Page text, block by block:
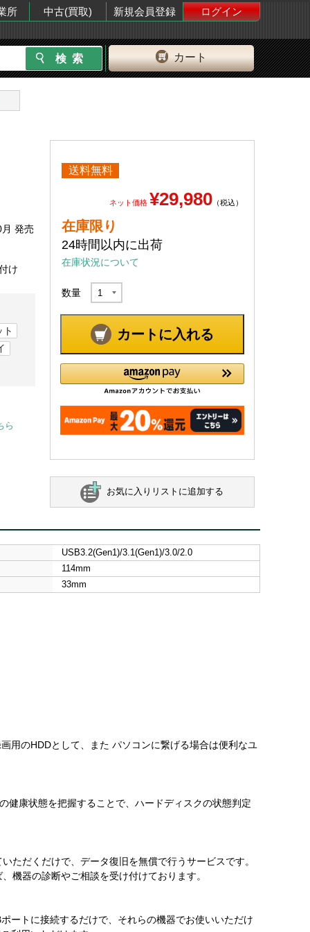
所 中古(買取) 新規会員登録
ログイン
カート
発売
け
ら
送料無料
ネット価格 ¥29,980（税込）
在庫限り
24時間以内に出荷
在庫状況について
数量
カートに入れる
お気に入りリストに追加する
USB3.2(Gen1)/3.1(Gen1)/3.0/2.0
114mm
33mm
用のHDDとして、また パソコンに繋げる場合は便利なユ
健康状態を把握することで、ハードディスクの状態判定
ただくだけで、データ復旧を無償で行うサービスです。
機器の診断やご相談を受け付けております。
ートに接続するだけで、それらの機器でお使いいただけ